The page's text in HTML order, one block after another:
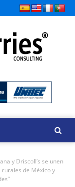
y Driscoll’s se unen
de México y